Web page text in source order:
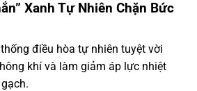
Xanh Tự Nhiên Chặn Bức
điều hòa tự nhiên tuyệt vời
khí và làm giảm áp lực nhiệt